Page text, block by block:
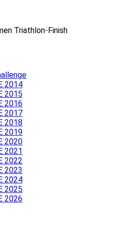
Triathlon-Finish
2014
2015
2016
2017
2018
2019
2020
2021
2022
2023
2024
2025
2026